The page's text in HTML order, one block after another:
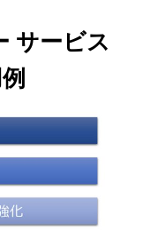
サービス